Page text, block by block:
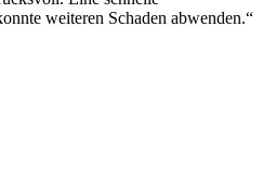
weiteren Schaden abwenden.“